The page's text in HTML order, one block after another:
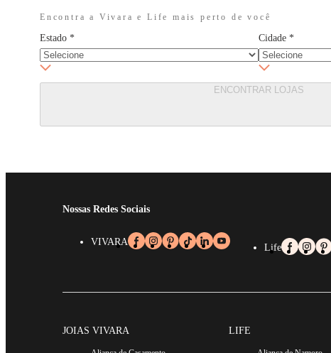
Encontra a Vivara e Life mais perto de você
Estado * Cidade *
ENCONTRAR LOJAS
Nossas Redes Sociais
VIVARA
Life
JOIAS VIVARA LIFE